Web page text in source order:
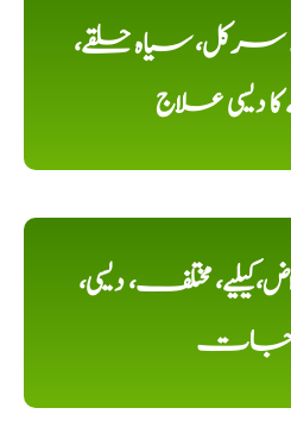
سیاہ حلقے،
دیسی علاج
مختلف، دیسی،
جات